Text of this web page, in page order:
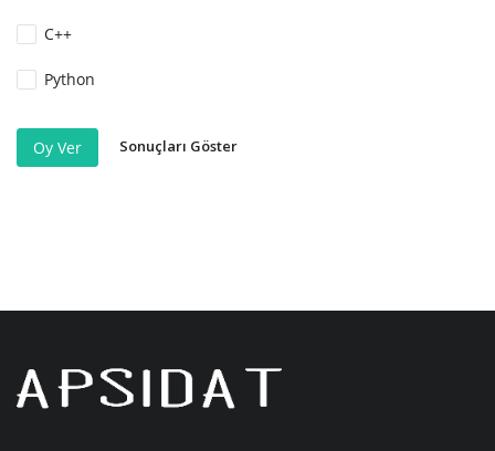
C++
Python
Oy Ver Sonuçları Göster